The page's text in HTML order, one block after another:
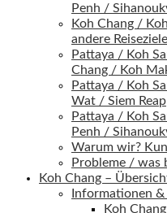
Penh /
Koh Chang /
andere Reiseziele
Pattaya / Koh
Chang / Koh
Pattaya / Koh
Wat / Siem Reap
Pattaya / Koh
Penh /
Warum wir?
Probleme / was
Koh Chang –
Informationen
Koh